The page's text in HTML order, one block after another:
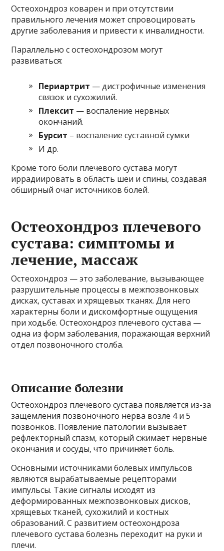
Остеохондроз коварен и при отсутствии
правильного лечения может спровоцировать
другие заболевания и привести к инвалидности.
Параллельно с остеохондрозом могут
развиваться:
Периартрит — дистрофичные изменения
связок и сухожилий.
Плексит — воспаление нервных
окончаний.
Бурсит – воспаление суставной сумки
И др.
Кроме того боли плечевого сустава могут
иррадиировать в область шеи и спины, создавая
обширный очаг источников болей.
Остеохондроз плечевого
сустава: симптомы и
лечение, массаж
Остеохондроз — это заболевание, вызывающее
разрушительные процессы в межпозвонковых
дисках, суставах и хрящевых тканях. Для него
характерны боли и дискомфортные ощущения
при ходьбе. Остеохондроз плечевого сустава —
одна из форм заболевания, поражающая верхний
отдел позвоночного столба.
Описание болезни
Остеохондроз плечевого сустава появляется из-за
защемления позвоночного нерва возле 4 и 5
позвонков. Появление патологии вызывает
рефлекторный спазм, который сжимает нервные
окончания и сосуды, что причиняет боль.
Основными источниками болевых импульсов
являются вырабатываемые рецепторами
импульсы. Такие сигналы исходят из
деформированных межпозвонковых дисков,
хрящевых тканей, сухожилий и костных
образований. С развитием остеохондроза
плечевого сустава болезнь переходит на руки и
плечи.